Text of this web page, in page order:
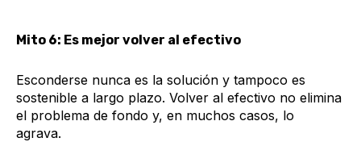
Mito 6: Es mejor volver al efectivo
Esconderse nunca es la solución y tampoco es
sostenible a largo plazo. Volver al efectivo no elimina
el problema de fondo y, en muchos casos, lo
agrava.